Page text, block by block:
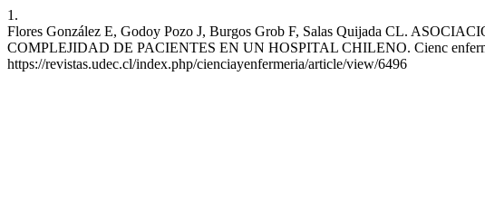
1.
Flores González E, Godoy Pozo J, Burgos Grob F, Salas Quijada CL.
COMPLEJIDAD DE PACIENTES EN UN HOSPITAL CHILENO. Cienc
https://revistas.udec.cl/index.php/cienciayenfermeria/article/view/6496